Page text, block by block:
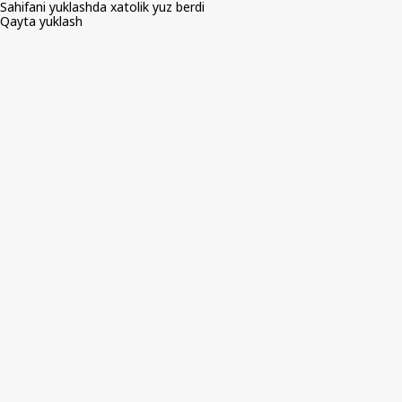
Sahifani yuklashda xatolik yuz berdi
Qayta yuklash